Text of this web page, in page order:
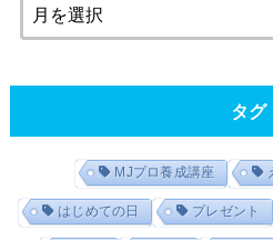
タグ
MJプロ養成講座
はじめての日 プレゼント